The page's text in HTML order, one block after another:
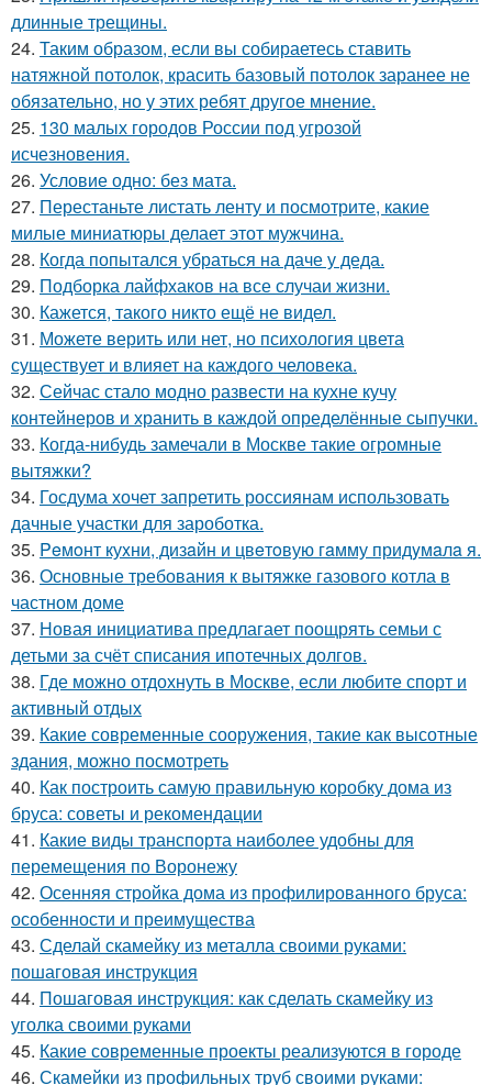
длинные трещины.
24. Таким образом, если вы собираетесь ставить
натяжной потолок, красить базовый потолок заранее не
обязательно, но у этих ребят другое мнение.
25. 130 малых городов России под угрозой
исчезновения.
26. Условие одно: без мата.
27. Перестаньте листать ленту и посмотрите, какие
милые миниатюры делает этот мужчина.
28. Когда попытался убраться на даче у деда.
29. Подборка лайфхаков на все случаи жизни.
30. Кажется, такого никто ещё не видел.
31. Можете верить или нет, но психология цвета
существует и влияет на каждого человека.
32. Сейчас стало модно развести на кухне кучу
контейнеров и хранить в каждой определённые сыпучки.
33. Когда-нибудь замечали в Москве такие огромные
вытяжки?
34. Госдума хочет запретить россиянам использовать
дачные участки для зароботка.
35. Peмoнт куxни, дизaйн и цвeтoвую гaмму придyмaлa я.
36. Основные требования к вытяжке газового котла в
частном доме
37. Новая инициатива предлагает поощрять семьи с
детьми за счёт списания ипотечных долгов.
38. Где можно отдохнуть в Москве, если любите спорт и
активный отдых
39. Какие современные сооружения, такие как высотные
здания, можно посмотреть
40. Как построить самую правильную коробку дома из
бруса: советы и рекомендации
41. Какие виды транспорта наиболее удобны для
перемещения по Воронежу
42. Осенняя стройка дома из профилированного бруса:
особенности и преимущества
43. Сделай скамейку из металла своими руками:
пошаговая инструкция
44. Пошаговая инструкция: как сделать скамейку из
уголка своими руками
45. Какие современные проекты реализуются в городе
46. Скамейки из профильных труб своими руками: